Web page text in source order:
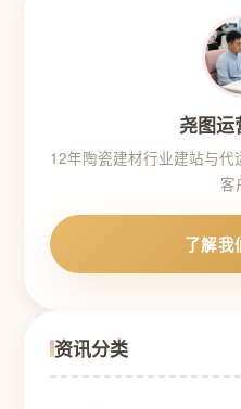
尧图运
12年陶瓷建材行业建站与
客
了解我
资讯分类